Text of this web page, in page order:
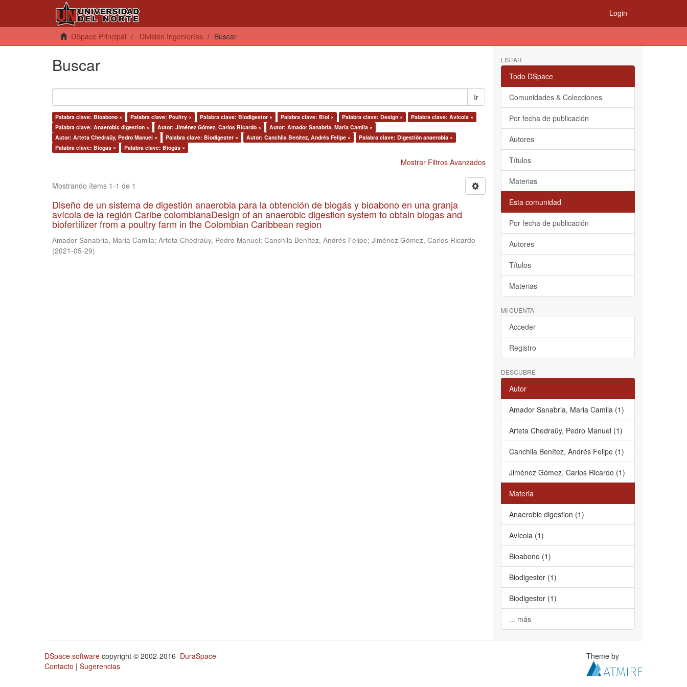
Login
DSpace Principal División Ingenierías Buscar
Buscar
Ir
Palabra clave: Bioabono × Palabra clave: Poultry × Palabra clave: Biodigestor × Palabra clave: Biol × Palabra clave: Design ×
Palabra clave: Avícola ×
Palabra clave: Anaerobic digestion ×
Autor: Jiménez Gómez, Carlos Ricardo ×
Autor: Amador Sanabria, Maria Camila ×
Autor: Arteta Chedraüy, Pedro Manuel ×
Palabra clave: Biodigester × Autor: Canchila Benítez, Andrés Felipe ×
Palabra clave: Digestión anaerobia ×
Palabra clave: Biogas ×
Palabra clave: Biogás ×
Mostrar Filtros Avanzados
Mostrando ítems 1-1 de 1
Diseño de un sistema de digestión anaerobia para la obtención de biogás y bioabono en una granja
avícola de la región Caribe colombianaDesign of an anaerobic digestion system to obtain biogas and
biofertilizer from a poultry farm in the Colombian Caribbean region
Amador Sanabria, Maria Camila; Arteta Chedraüy, Pedro Manuel; Canchila Benítez, Andrés Felipe; Jiménez Gómez, Carlos Ricardo
(2021-05-29)
LISTAR
Todo DSpace
Comunidades & Colecciones
Por fecha de publicación
Autores
Títulos
Materias
Esta comunidad
Por fecha de publicación
Autores
Títulos
Materias
MI CUENTA
Acceder
Registro
DESCUBRE
Autor
Amador Sanabria, Maria Camila (1)
Arteta Chedraüy, Pedro Manuel (1)
Canchila Benítez, Andrés Felipe (1)
Jiménez Gómez, Carlos Ricardo (1)
Materia
Anaerobic digestion (1)
Avícola (1)
Bioabono (1)
Biodigester (1)
Biodigestor (1)
... más
DSpace software copyright © 2002-2016 DuraSpace
Contacto | Sugerencias
Theme by